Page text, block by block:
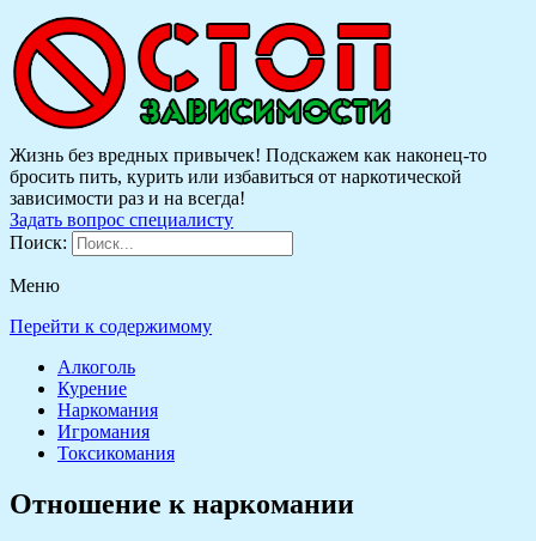
Жизнь без вредных привычек! Подскажем как наконец-то
бросить пить, курить или избавиться от наркотической
зависимости раз и на всегда!
Задать вопрос специалисту
Поиск:
Меню
Перейти к содержимому
Алкоголь
Курение
Наркомания
Игромания
Токсикомания
Отношение к наркомании